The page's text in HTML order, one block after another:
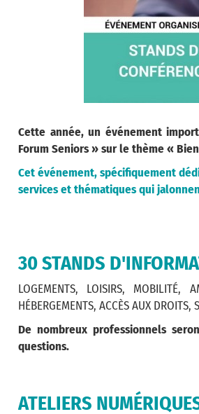
Cette année, un événement
Forum Seniors » sur le thème «
Cet événement, spécifiquement
services et thématiques qui
30 STANDS
LOGEMENTS, LOISIRS, MOBILITÉ,
HÉBERGEMENTS, ACCÈS AUX DROITS,
De nombreux professionnels
questions.
ATELIERS